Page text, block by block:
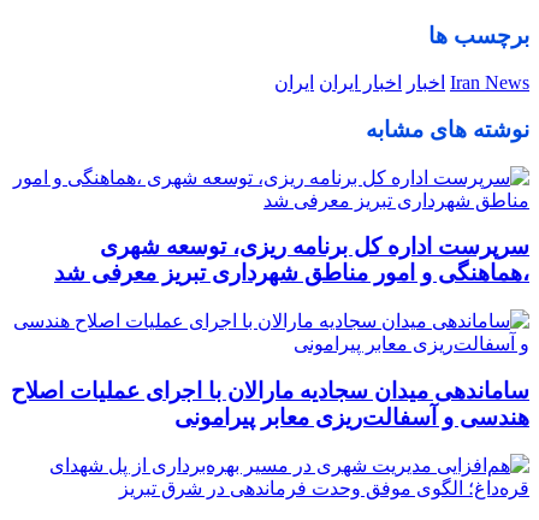
برچسب ها
Iran News اخبار اخبار ایران ایران
نوشته های مشابه
سرپرست اداره کل برنامه ریزی، توسعه شهری
،هماهنگی و امور مناطق شهرداری تبریز معرفی شد
ساماندهی میدان سجادیه مارالان با اجرای عملیات اصلاح
هندسی و آسفالت‌ریزی معابر پیرامونی